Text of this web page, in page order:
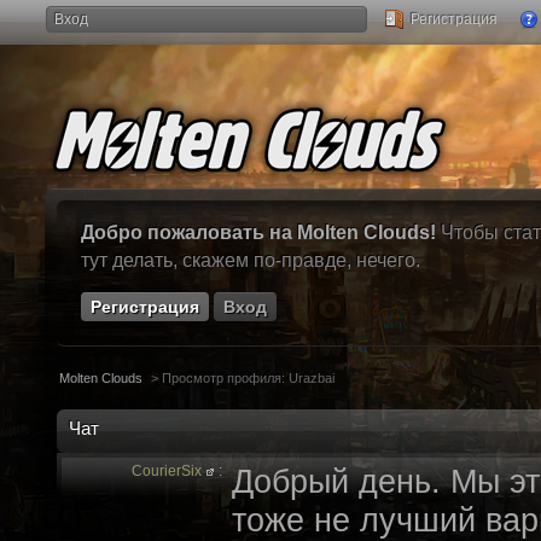
Вход Регистрация
Добро пожаловать на Molten Clouds! Чтобы
тут делать, скажем по-правде, нечего.
Регистрация Вход
Molten Clouds > Просмотр профиля: Urazbai
Чат
CourierSix : Добрый день. Мы
тоже не лучший